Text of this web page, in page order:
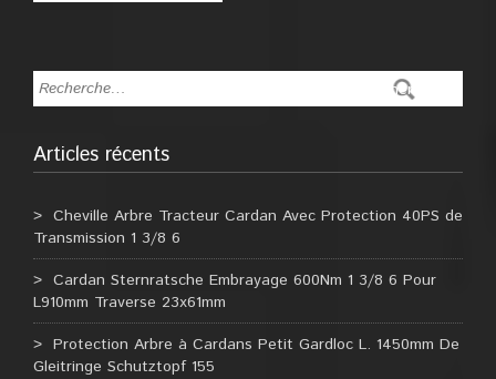
Articles récents
Cheville Arbre Tracteur Cardan Avec Protection 40PS de
Transmission 1 3/8 6
Cardan Sternratsche Embrayage 600Nm 1 3/8 6 Pour
L910mm Traverse 23x61mm
Protection Arbre à Cardans Petit Gardloc L. 1450mm De
Gleitringe Schutztopf 155